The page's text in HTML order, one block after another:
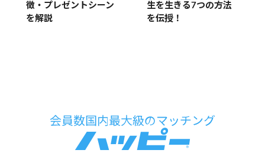
徴・プレゼントシーン
を解説
生を生きる7つの方法
を伝授！